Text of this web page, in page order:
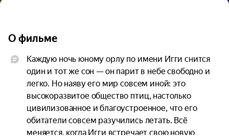
О фильме
Каждую ночь юному орлу по имени Игги снится
один и тот же сон — он парит в небе свободно и
легко. Но наяву его мир совсем иной: это
высокоразвитое общество птиц, настолько
цивилизованное и благоустроенное, что его
обитатели совсем разучились летать. Всё
меняется, когда Игги встречает свою новую